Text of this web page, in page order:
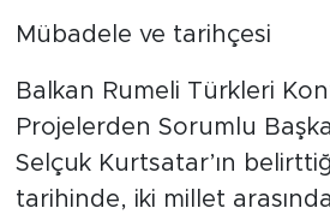
Mübadele ve tarihçesi
Balkan Rumeli Türkleri
Projelerden Sorumlu
Selçuk Kurtsatar’ın
tarihinde, iki millet